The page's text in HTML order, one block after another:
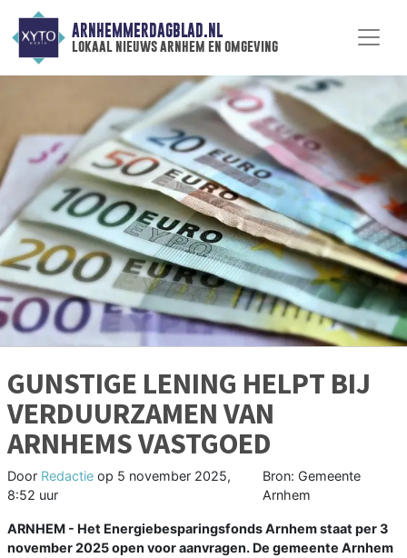
ARNHEMMERDAGBLAD.NL
lokaal nieuws arnhem en omgeving
GUNSTIGE LENING HELPT BIJ
VERDUURZAMEN VAN
ARNHEMS VASTGOED
Door Redactie op 5 november 2025,
8:52 uur
Bron: Gemeente
Arnhem
ARNHEM - Het Energiebesparingsfonds Arnhem staat per 3
november 2025 open voor aanvragen. De gemeente Arnhem